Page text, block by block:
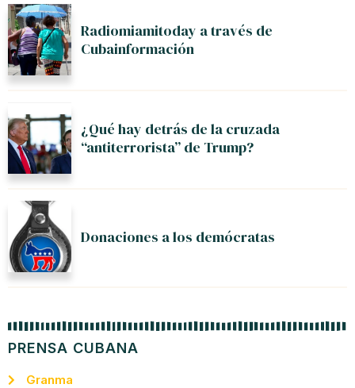
Radiomiamitoday a través de
Cubainformación
¿Qué hay detrás de la cruzada
“antiterrorista” de Trump?
Donaciones a los demócratas
PRENSA CUBANA
Granma